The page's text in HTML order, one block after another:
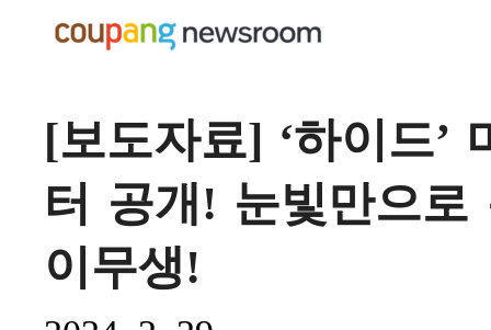
[보도자료] ‘하이드’
터 공개! 눈빛만으
이무생!